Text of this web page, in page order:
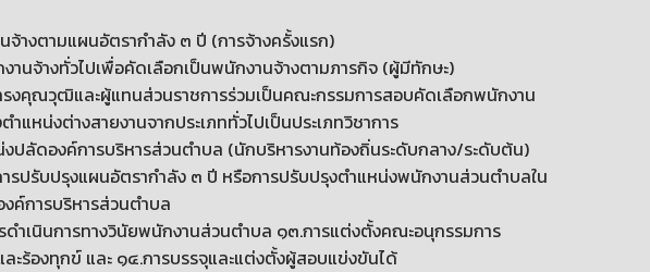
จ้างตามแผนอัตรากำลัง ๓ ปี (การจ้างครั้งแรก)
านจ้างทั่วไปเพื่อคัดเลือกเป็นพนักงานจ้างตามภารกิจ (ผู้มีทักษะ)
งคุณวุฒิและผู้แทนส่วนราชการร่วมเป็นคณะกรรมการสอบคัดเลือกพนักงาน
ำแหน่งต่างสายงานจากประเภททั่วไปเป็นประเภทวิชาการ
ปลัดองค์การบริหารส่วนตำบล (นักบริหารงานท้องถิ่นระดับกลาง/ระดับต้น)
รปรับปรุงแผนอัตรากำลัง ๓ ปี หรือการปรับปรุงตำแหน่งพนักงานส่วนตำบลใน
ค์การบริหารส่วนตำบล
ดำเนินการทางวินัยพนักงานส่วนตำบล ๑๓.การแต่งตั้งคณะอนุกรรมการ
ร้องทุกข์ และ ๑๔.การบรรจุและแต่งตั้งผู้สอบแข่งขันได้